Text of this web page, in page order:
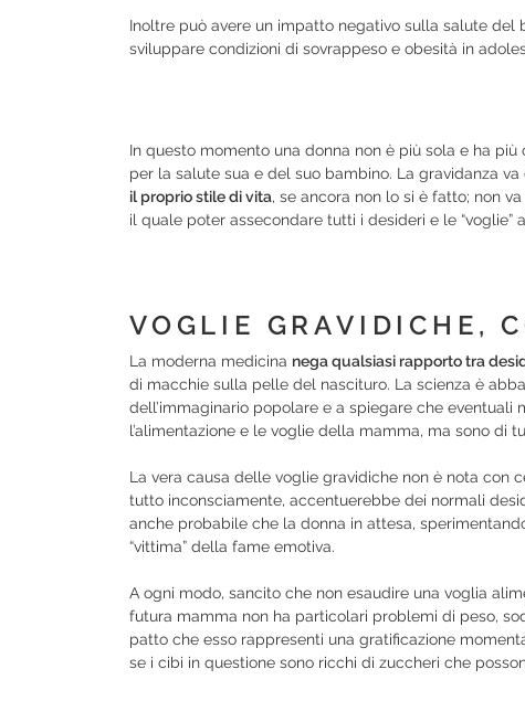
Inoltre può avere un impatto negativo sulla salute
sviluppare condizioni di sovrappeso e obesità in
In questo momento una donna non è più sola e ha
per la salute sua e del suo bambino. La gravidanza va
il proprio stile di vita, se ancora non lo si è fatto; non
il quale poter assecondare tutti i desideri e le “voglie”
VOGLIE GRAVIDICHE,
La moderna medicina nega qualsiasi rapporto tra
di macchie sulla pelle del nascituro. La scienza è
dell’immaginario popolare e a spiegare che
l’alimentazione e le voglie della mamma, ma sono di
La vera causa delle voglie gravidiche non è nota con
tutto inconsciamente, accentuerebbe dei normali
anche probabile che la donna in attesa,
“vittima” della fame emotiva.
A ogni modo, sancito che non esaudire una voglia
futura mamma non ha particolari problemi di peso,
patto che esso rappresenti una gratificazione
se i cibi in questione sono ricchi di zuccheri che